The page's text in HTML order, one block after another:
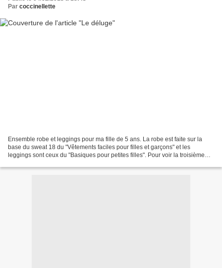
Par coccinellette
Ensemble robe et leggings pour ma fille de 5 ans. La robe est faite sur la
base du sweat 18 du "Vêtements faciles pour filles et garçons" et les
leggings sont ceux du "Basiques pour petites filles". Pour voir la troisième